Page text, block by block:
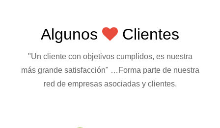
Algunos Clientes
"Un cliente con objetivos cumplidos, es nuestra
más grande satisfacción" …Forma parte de nuestra
red de empresas asociadas y clientes.